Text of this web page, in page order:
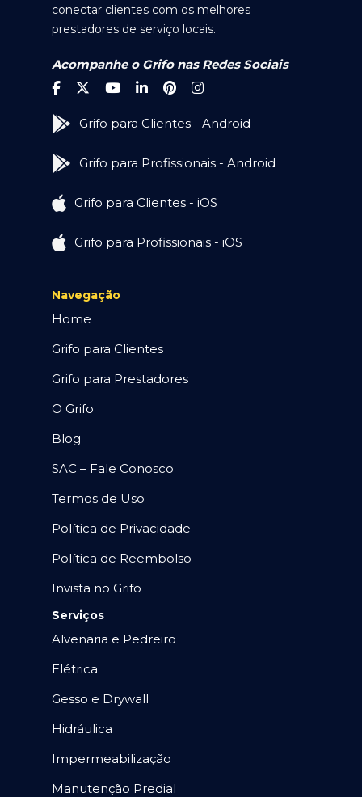
conectar clientes com os melhores
prestadores de serviço locais.
Acompanhe o Grifo nas Redes Sociais
Grifo para Clientes - Android
Grifo para Profissionais - Android
Grifo para Clientes - iOS
Grifo para Profissionais - iOS
Navegação
Home
Grifo para Clientes
Grifo para Prestadores
O Grifo
Blog
SAC – Fale Conosco
Termos de Uso
Política de Privacidade
Política de Reembolso
Invista no Grifo
Serviços
Alvenaria e Pedreiro
Elétrica
Gesso e Drywall
Hidráulica
Impermeabilização
Manutenção Predial